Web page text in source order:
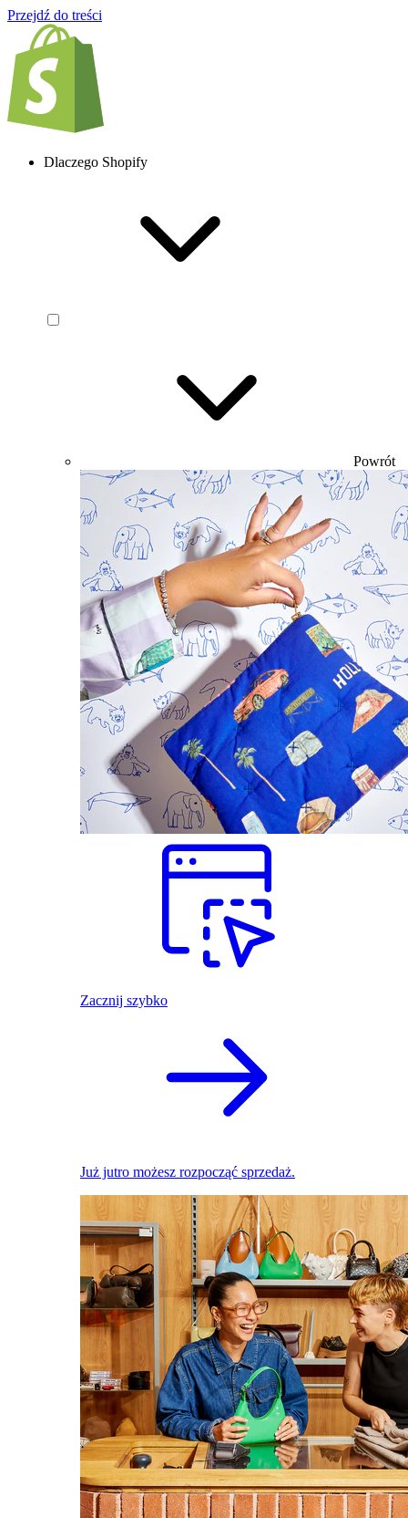
Przejdź do treści
Dlaczego Shopify
Powrót
Zacznij szybko
Już jutro możesz rozpocząć sprzedaż.